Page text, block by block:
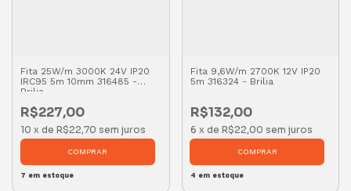
Fita 25W/m 3000K 24V IP20
IRC95 5m 10mm 316485 -
Brilia
R$227,00
10 x de R$22,70 sem juros
7 em estoque
Fita 9,6W/m 2700K 12V IP20
5m 316324 - Brilia
R$132,00
6 x de R$22,00 sem juros
4 em estoque